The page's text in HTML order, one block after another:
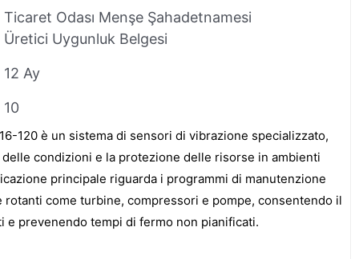
Ticaret Odası Menşe Şahadetnamesi
Üretici Uygunluk Belgesi
12 Ay
10
120 è un sistema di sensori di vibrazione specializzato,
condizioni e la protezione delle risorse in ambienti
principale riguarda i programmi di manutenzione
come turbine, compressori e pompe, consentendo il
e prevenendo tempi di fermo non pianificati.